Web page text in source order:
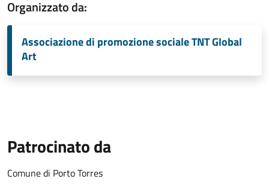
Organizzato da:
Associazione di promozione sociale TNT Global
Art
Patrocinato da
Comune di Porto Torres